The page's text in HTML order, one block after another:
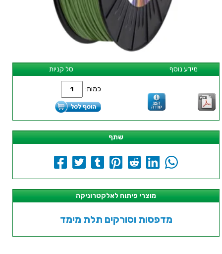
סל קניות מידע נוסף
כמות:
שתף
מוצרי פיתוח לאלקטרוניקה
מדפסות וסורקים תלת מימד